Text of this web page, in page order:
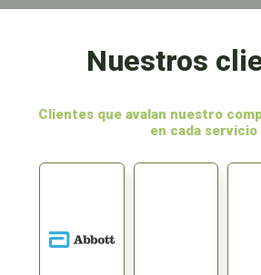
Nuestros
Clientes que avalan nuestro
en cada servicio